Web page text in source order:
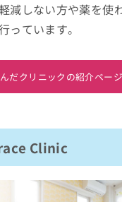
減しない方や薬を使
っています。
だクリニックの紹介ペー
Clinic